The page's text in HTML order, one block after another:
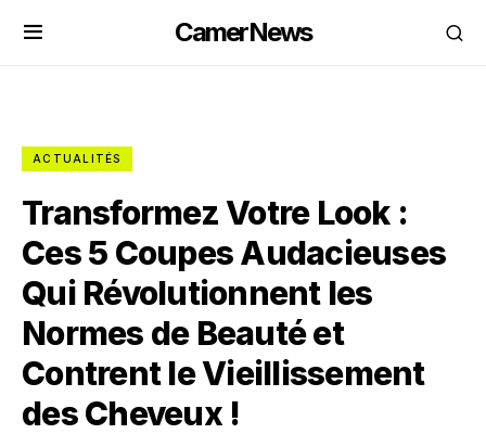
CamerNews
ACTUALITÉS
Transformez Votre Look :
Ces 5 Coupes Audacieuses
Qui Révolutionnent les
Normes de Beauté et
Contrent le Vieillissement
des Cheveux !